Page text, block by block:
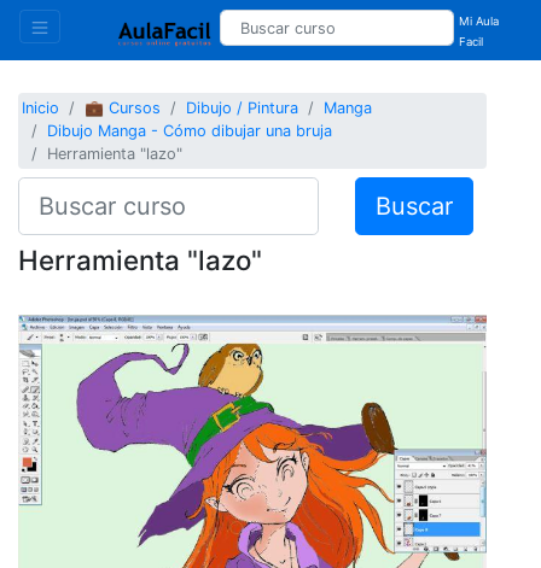
Mi Aula
Facil
Inicio 💼 Cursos Dibujo / Pintura
Manga
Dibujo Manga - Cómo dibujar una bruja
Herramienta "lazo"
Buscar
Herramienta "lazo"